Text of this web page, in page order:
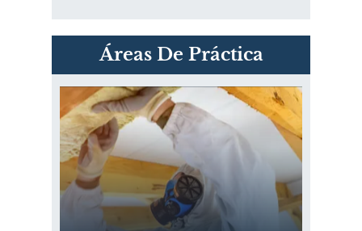
Áreas De Práctica
PVC Cloruro de polivinilo
Exposición